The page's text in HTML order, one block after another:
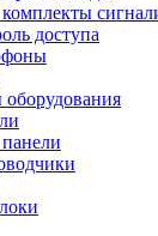
доступа